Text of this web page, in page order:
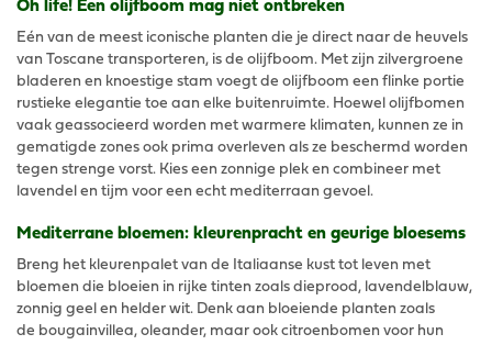
Oh life! Een olijfboom mag niet ontbreken
Eén van de meest iconische planten die je direct naar de heuvels
van Toscane transporteren, is de olijfboom. Met zijn zilvergroene
bladeren en knoestige stam voegt de olijfboom een flinke portie
rustieke elegantie toe aan elke buitenruimte. Hoewel olijfbomen
vaak geassocieerd worden met warmere klimaten, kunnen ze in
gematigde zones ook prima overleven als ze beschermd worden
tegen strenge vorst. Kies een zonnige plek en combineer met
lavendel en tijm voor een echt mediterraan gevoel.
Mediterrane bloemen: kleurenpracht en geurige bloesems
Breng het kleurenpalet van de Italiaanse kust tot leven met
bloemen die bloeien in rijke tinten zoals dieprood, lavendelblauw,
zonnig geel en helder wit. Denk aan bloeiende planten zoals
de bougainvillea, oleander, maar ook citroenbomen voor hun